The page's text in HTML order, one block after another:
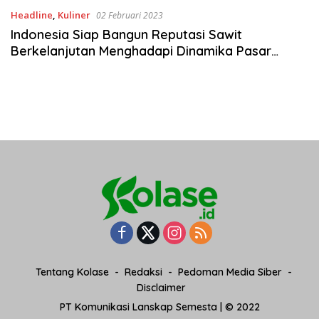
Headline, Kuliner 02 Februari 2023
Indonesia Siap Bangun Reputasi Sawit
Berkelanjutan Menghadapi Dinamika Pasar
Tentang Kolase Redaksi
Pedoman Media Siber
Disclaimer
PT Komunikasi Lanskap Semesta | © 2022